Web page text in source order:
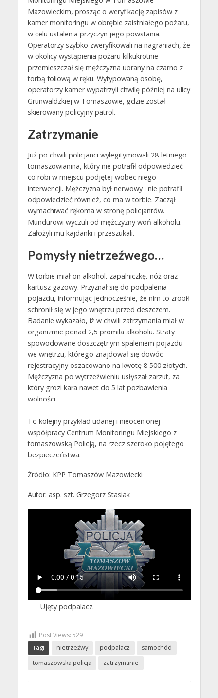
Mazowieckim, prosząc o weryfikację zapisów z
kamer monitoringu w obrębie zaistniałego pożaru,
w celu ustalenia przyczyn jego powstania.
Operatorzy szybko zweryfikowali na nagraniach, że
w okolicy wystąpienia pożaru kilkukrotnie
przemieszczał się mężczyzna ubrany na czarno z
torbą foliową w ręku. Wytypowaną osobę,
operatorzy kamer wypatrzyli chwilę później na ulicy
Grunwaldzkiej w Tomaszowie, gdzie został
skierowany policyjny patrol.
Zatrzymanie
Już po chwili policjanci wylegitymowali 28-letniego
tomaszowianina, który nie potrafił odpowiedzieć
co robi w miejscu podjętej wobec niego
interwencji. Mężczyzna był nerwowy i nie potrafił
odpowiedzieć również, co ma w torbie. Zaczął
wymachiwać rękoma w stronę policjantów.
Mundurowi wyczuli od mężczyzny woń alkoholu.
Założyli mu kajdanki i przeszukali.
Pomysły nietrzeźwego…
W torbie miał on alkohol, zapalniczkę, nóż oraz
kartusz gazowy. Przyznał się do podpalenia
pojazdu, informując jednocześnie, że nim to zrobił
schronił się w jego wnętrzu przed deszczem.
Badanie wykazało, iż w chwili zatrzymania miał w
organizmie ponad 2,5 promila alkoholu. Straty
spowodowane doszczętnym spaleniem pojazdu
we wnętrzu, którego znajdował się dowód
rejestracyjny oszacowano na kwotę 8 500 złotych.
Mężczyzna po wytrzeźwieniu usłyszał zarzut, za
który grozi kara nawet do 5 lat pozbawienia
wolności.
To kolejny przykład udanej i nieocenionej
współpracy Centrum Monitoringu Miejskiego z
tomaszowską Policją, na rzecz szeroko pojętego
bezpieczeństwa.
Źródło: KPP Tomaszów Mazowiecki
Autor: asp. szt. Grzegorz Stasiak
Ujęty podpalacz.
Post Views: 529
Tagi
nietrzeźwy podpalacz
samochód
tomaszowska policja
zatrzymanie